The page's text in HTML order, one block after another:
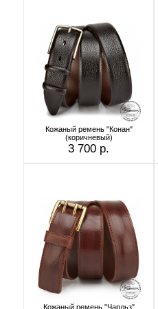
Кожаный ремень "Конан"
(коричневый)
3 700 р.
Кожаный ремень "Чарльз"